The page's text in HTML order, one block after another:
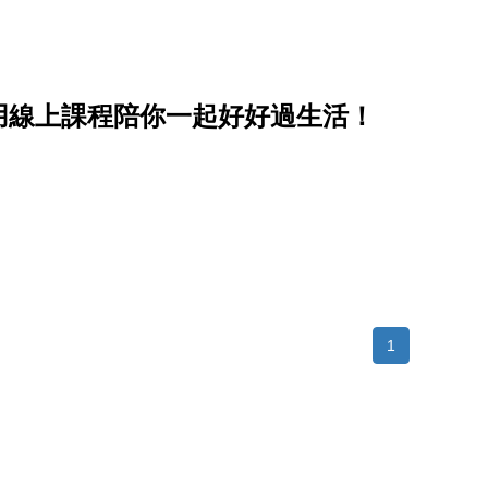
上課程陪你一起好好過生活！
1